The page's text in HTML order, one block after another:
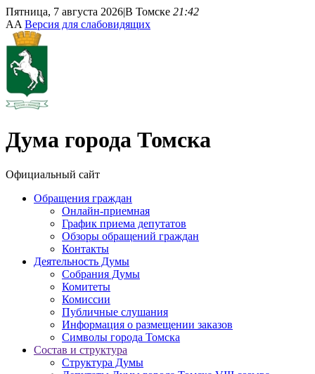
Пятница, 7 августа 2026|В Томске 21:42
AA Версия для слабовидящих
Дума города Томска
Официальный сайт
Обращения граждан
Онлайн-приемная
График приема депутатов
Обзоры обращений граждан
Контакты
Деятельность Думы
Собрания Думы
Комитеты
Комиссии
Публичные слушания
Информация о размещении заказов
Символы города Томска
Состав и структура
Структура Думы